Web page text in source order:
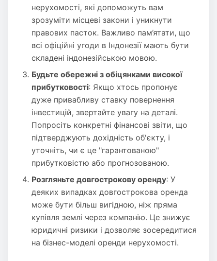
нерухомості, які допоможуть вам
зрозуміти місцеві закони і уникнути
правових пасток. Важливо пам’ятати, що
всі офіційні угоди в Індонезії мають бути
складені індонезійською мовою.
Будьте обережні з обіцянками високої
прибутковості: Якщо хтось пропонує
дуже привабливу ставку повернення
інвестицій, звертайте увагу на деталі.
Попросіть конкретні фінансові звіти, що
підтверджують дохідність об'єкту, і
уточніть, чи є це "гарантованою"
прибутковістю або прогнозованою.
Розгляньте довгострокову оренду: У
деяких випадках довгострокова оренда
може бути більш вигідною, ніж пряма
купівля землі через компанію. Це знижує
юридичні ризики і дозволяє зосередитися
на бізнес-моделі оренди нерухомості.